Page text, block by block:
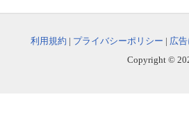
利用規約 | プライバシーポリシー | 広
Copyright ©